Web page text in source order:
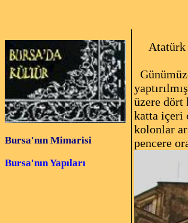
Bursa'nın Mimarisi
Bursa'nın Yapıları
Atatürk
üzere dört
katta içeri
kolonlar
pencere